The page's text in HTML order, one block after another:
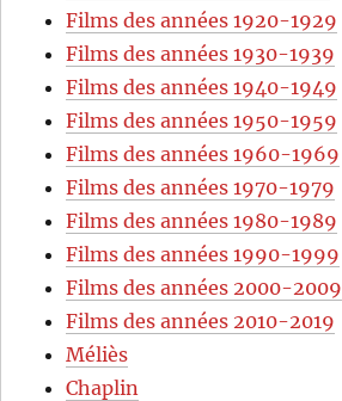
Films des années 1920-1929
Films des années 1930-1939
Films des années 1940-1949
Films des années 1950-1959
Films des années 1960-1969
Films des années 1970-1979
Films des années 1980-1989
Films des années 1990-1999
Films des années 2000-2009
Films des années 2010-2019
Méliès
Chaplin